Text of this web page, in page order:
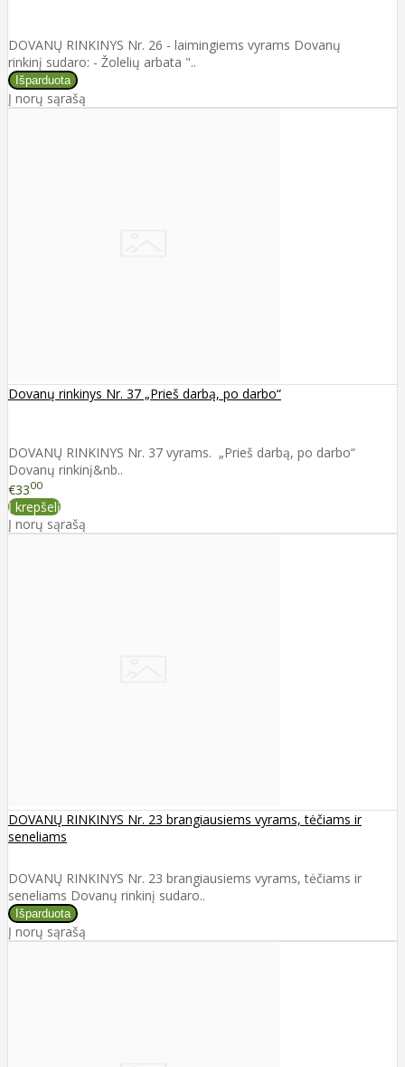
DOVANŲ RINKINYS Nr. 26 - laimingiems vyrams Dovanų
rinkinį sudaro: - Žolelių arbata "..
Į norų sąrašą
Dovanų rinkinys Nr. 37 „Prieš darbą, po darbo“
DOVANŲ RINKINYS Nr. 37 vyrams. „Prieš darbą, po darbo“
Dovanų rinkinį&nb..
€3300
Į krepšelį
Į norų sąrašą
DOVANŲ RINKINYS Nr. 23 brangiausiems vyrams, tėčiams ir
seneliams
DOVANŲ RINKINYS Nr. 23 brangiausiems vyrams, tėčiams ir
seneliams Dovanų rinkinį sudaro..
Į norų sąrašą